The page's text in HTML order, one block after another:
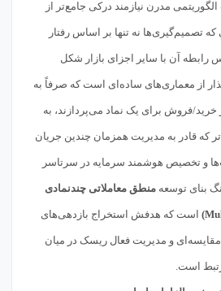
مدرن نیازمند درکی جامع‌تر از
تصمیم‌گیری‌ها نه تنها بر اساس رفتار
رابطه آن با سایر اجزای بازار شکل
از معماری‌های ساده‌ای است که صرفاً به
خرید/فروش برای یک نماد می‌پردازند، به
که قادر به مدیریت همزمان چندین جریان
و تخصیص هوشمند سرمایه در سرتاسر
بنای توسعه منطق معاملاتی چندنمادی
است که هدفش استخراج بازدهی‌های
مقایسه‌ای و مدیریت فعال ریسک در میان
است.